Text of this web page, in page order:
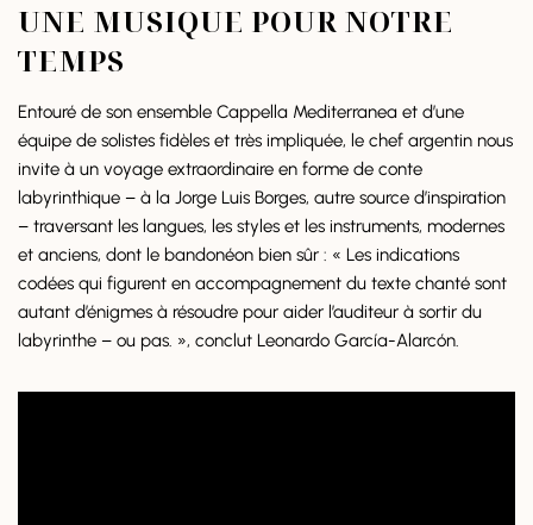
UNE MUSIQUE POUR NOTRE
TEMPS
Entouré de son ensemble Cappella Mediterranea et d’une
équipe de solistes fidèles et très impliquée, le chef argentin nous
invite à un voyage extraordinaire en forme de conte
labyrinthique – à la Jorge Luis Borges, autre source d’inspiration
– traversant les langues, les styles et les instruments, modernes
et anciens, dont le bandonéon bien sûr : « Les indications
codées qui figurent en accompagnement du texte chanté sont
autant d’énigmes à résoudre pour aider l’auditeur à sortir du
labyrinthe – ou pas. », conclut Leonardo García-Alarcón.